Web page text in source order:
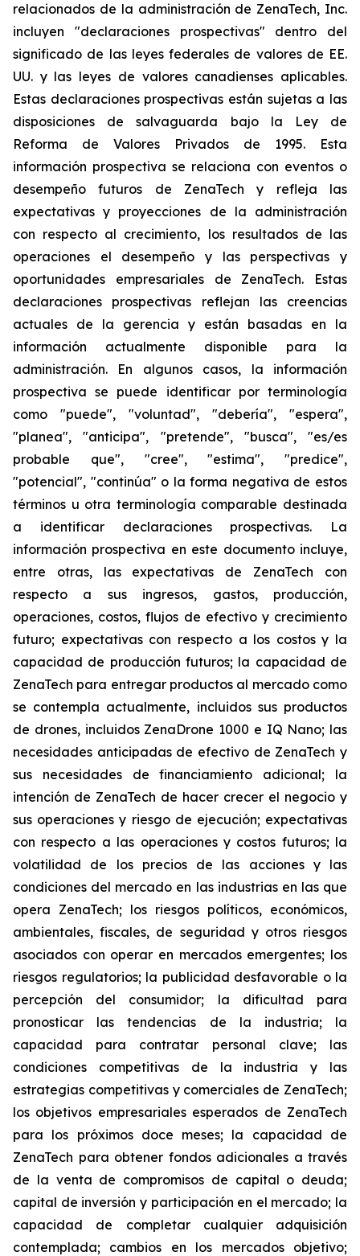
relacionados de la administración de ZenaTech, Inc.
incluyen "declaraciones prospectivas" dentro del
significado de las leyes federales de valores de EE.
UU. y las leyes de valores canadienses aplicables.
Estas declaraciones prospectivas están sujetas a las
disposiciones de salvaguarda bajo la Ley de
Reforma de Valores Privados de 1995. Esta
información prospectiva se relaciona con eventos o
desempeño futuros de ZenaTech y refleja las
expectativas y proyecciones de la administración
con respecto al crecimiento, los resultados de las
operaciones el desempeño y las perspectivas y
oportunidades empresariales de ZenaTech. Estas
declaraciones prospectivas reflejan las creencias
actuales de la gerencia y están basadas en la
información actualmente disponible para la
administración. En algunos casos, la información
prospectiva se puede identificar por terminología
como "puede", "voluntad", "debería", "espera",
"planea", "anticipa", "pretende", "busca", "es/es
probable que", "cree", "estima", "predice",
"potencial", "continúa" o la forma negativa de estos
términos u otra terminología comparable destinada
a identificar declaraciones prospectivas. La
información prospectiva en este documento incluye,
entre otras, las expectativas de ZenaTech con
respecto a sus ingresos, gastos, producción,
operaciones, costos, flujos de efectivo y crecimiento
futuro; expectativas con respecto a los costos y la
capacidad de producción futuros; la capacidad de
ZenaTech para entregar productos al mercado como
se contempla actualmente, incluidos sus productos
de drones, incluidos ZenaDrone 1000 e IQ Nano; las
necesidades anticipadas de efectivo de ZenaTech y
sus necesidades de financiamiento adicional; la
intención de ZenaTech de hacer crecer el negocio y
sus operaciones y riesgo de ejecución; expectativas
con respecto a las operaciones y costos futuros; la
volatilidad de los precios de las acciones y las
condiciones del mercado en las industrias en las que
opera ZenaTech; los riesgos políticos, económicos,
ambientales, fiscales, de seguridad y otros riesgos
asociados con operar en mercados emergentes; los
riesgos regulatorios; la publicidad desfavorable o la
percepción del consumidor; la dificultad para
pronosticar las tendencias de la industria; la
capacidad para contratar personal clave; las
condiciones competitivas de la industria y las
estrategias competitivas y comerciales de ZenaTech;
los objetivos empresariales esperados de ZenaTech
para los próximos doce meses; la capacidad de
ZenaTech para obtener fondos adicionales a través
de la venta de compromisos de capital o deuda;
capital de inversión y participación en el mercado; la
capacidad de completar cualquier adquisición
contemplada; cambios en los mercados objetivo;